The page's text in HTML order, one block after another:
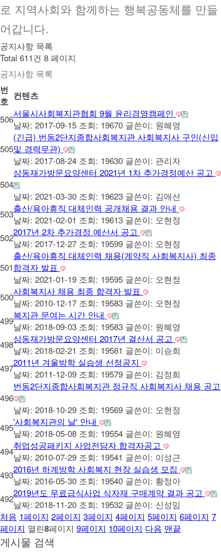
로 지역사회와 함께하는 행복공동체를 만들
어갑니다.
공지사항 목록
Total 611건 8 페이지
공지사항 목록
번
호 컨텐츠
506서울시사회복지관협회 9월 윤리경영캠페인
날짜: 2017-09-15 조회: 19670 글쓴이: 원혜영
505
(긴급) 번동2단지종합사회복지관 사회복지사 구인(신입
및 경력무관)
날짜: 2017-08-24 조회: 19630 글쓴이: 관리자
504
삼동재가방문요양센터 2021년 1차 추가경정예산 공고
날짜: 2021-03-30 조회: 19623 글쓴이: 김애선
503출산/육아휴직 대체인력 공개채용 결과 안내
날짜: 2021-02-01 조회: 19613 글쓴이: 오현정
5022017년 2차 추가경정 예산서 공고
날짜: 2017-12-27 조회: 19599 글쓴이: 오현정
501
출산/육아휴직 대체인력 채용(계약직 사회복지사) 최종
합격자 발표
날짜: 2021-01-19 조회: 19595 글쓴이: 오현정
500사회복지사 채용 최종 합격자 발표
날짜: 2010-12-17 조회: 19583 글쓴이: 오현정
499복지관 문여는 시간 안내
날짜: 2018-09-03 조회: 19583 글쓴이: 원혜영
498삼동재가방문요양센터 2017년 결산서 공고
날짜: 2018-02-21 조회: 19581 글쓴이: 이승희
4972011년 겨울방학 실습생 선정공지
날짜: 2011-12-09 조회: 19579 글쓴이: 김정희
496
번동2단지종합사회복지관 정규직 사회복지사 채용 공고
날짜: 2018-10-29 조회: 19569 글쓴이: 오현정
495'사회복지관의 날' 안내
날짜: 2018-05-08 조회: 19554 글쓴이: 원혜영
494취업성공패키지 사업전담자 합격자공고
날짜: 2010-07-29 조회: 19541 글쓴이: 이성근
4932016년 하계방학 사회복지 현장 실습생 모집
날짜: 2016-05-30 조회: 19540 글쓴이: 황정아
4922019년도 무료급식사업 식자재 구매계약 결과 공고
날짜: 2018-11-20 조회: 19532 글쓴이: 신성임
처음 1페이지 2페이지 3페이지 4페이지 5페이지 6페이지 7
페이지 열린8페이지 9페이지 10페이지 다음 맨끝
게시물 검색